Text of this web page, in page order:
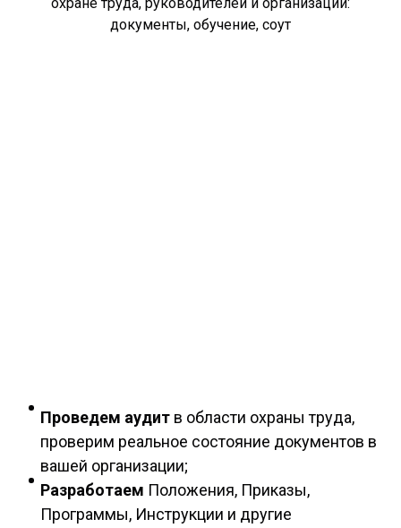
документы, обучение, соут
Проведем аудит в области охраны труда,
проверим реальное состояние документов в
вашей организации;
Разработаем Положения, Приказы,
Программы, Инструкции и другие